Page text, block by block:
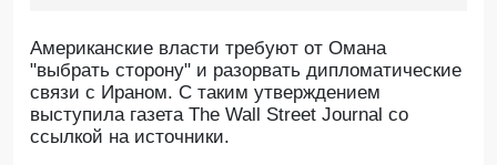
Американские власти требуют от Омана
"выбрать сторону" и разорвать дипломатические
связи с Ираном. С таким утверждением
выступила газета The Wall Street Journal со
ссылкой на источники.